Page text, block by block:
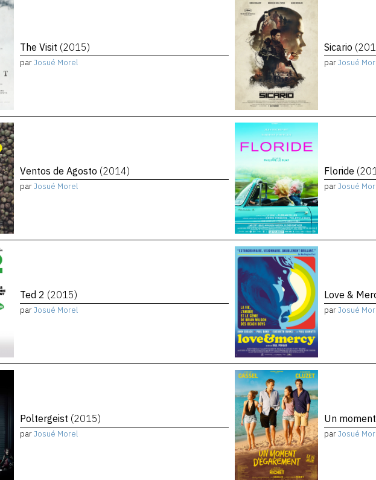
The Visit (2015)
parJosué Morel
Sicario
parJosué
Ventos de Agosto (2014)
parJosué Morel
Floride
parJosué
Ted 2 (2015)
parJosué Morel
Love &
parJosué
Poltergeist (2015)
parJosué Morel
Un
parJosué